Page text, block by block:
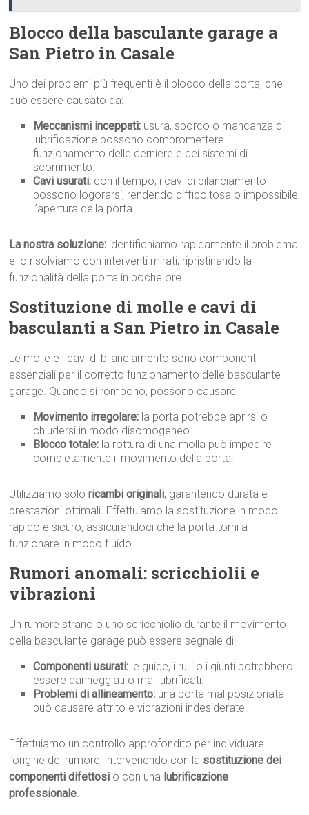
Blocco della basculante garage a
San Pietro in Casale
Uno dei problemi più frequenti è il blocco della porta, che
può essere causato da:
Meccanismi inceppati: usura, sporco o mancanza di
lubrificazione possono compromettere il
funzionamento delle cerniere e dei sistemi di
scorrimento.
Cavi usurati: con il tempo, i cavi di bilanciamento
possono logorarsi, rendendo difficoltosa o impossibile
l’apertura della porta.
La nostra soluzione: identifichiamo rapidamente il problema
e lo risolviamo con interventi mirati, ripristinando la
funzionalità della porta in poche ore.
Sostituzione di molle e cavi di
basculanti a San Pietro in Casale
Le molle e i cavi di bilanciamento sono componenti
essenziali per il corretto funzionamento delle basculante
garage. Quando si rompono, possono causare:
Movimento irregolare: la porta potrebbe aprirsi o
chiudersi in modo disomogeneo.
Blocco totale: la rottura di una molla può impedire
completamente il movimento della porta.
Utilizziamo soloricambi originali, garantendo durata e
prestazioni ottimali. Effettuiamo la sostituzione in modo
rapido e sicuro, assicurandoci che la porta torni a
funzionare in modo fluido.
Rumori anomali: scricchiolii e
vibrazioni
Un rumore strano o uno scricchiolio durante il movimento
della basculante garage può essere segnale di:
Componenti usurati: le guide, i rulli o i giunti potrebbero
essere danneggiati o mal lubrificati.
Problemi di allineamento: una porta mal posizionata
può causare attrito e vibrazioni indesiderate.
Effettuiamo un controllo approfondito per individuare
l’origine del rumore, intervenendo con la sostituzione dei
componenti difettosi o con una lubrificazione
professionale.